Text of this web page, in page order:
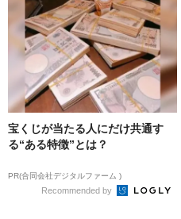
宝くじが当たる人にだけ共通す
る“ある特徴”とは？
PR(合同会社デジタルファーム )
Recommended by